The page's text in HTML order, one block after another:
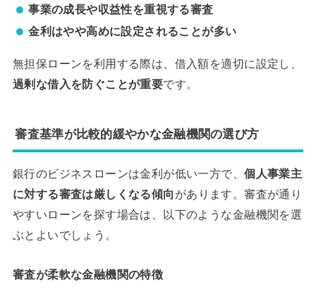
事業の成長や収益性を重視する審査
金利はやや高めに設定されることが多い
無担保ローンを利用する際は、借入額を適切に設定し、
過剰な借入を防ぐことが重要です。
審査基準が比較的緩やかな金融機関の選び方
銀行のビジネスローンは金利が低い一方で、個人事業主
に対する審査は厳しくなる傾向 があります。審査が通り
やすいローンを探す場合は、以下のような金融機関を選
ぶとよいでしょう。
審査が柔軟な金融機関の特徴